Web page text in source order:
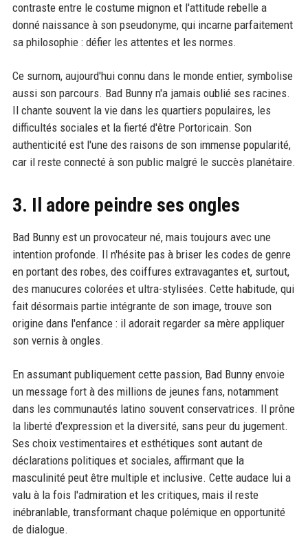
contraste entre le costume mignon et l'attitude rebelle a
donné naissance à son pseudonyme, qui incarne parfaitement
sa philosophie : défier les attentes et les normes.
Ce surnom, aujourd'hui connu dans le monde entier, symbolise
aussi son parcours. Bad Bunny n'a jamais oublié ses racines.
Il chante souvent la vie dans les quartiers populaires, les
difficultés sociales et la fierté d'être Portoricain. Son
authenticité est l'une des raisons de son immense popularité,
car il reste connecté à son public malgré le succès planétaire.
3. Il adore peindre ses ongles
Bad Bunny est un provocateur né, mais toujours avec une
intention profonde. Il n'hésite pas à briser les codes de genre
en portant des robes, des coiffures extravagantes et, surtout,
des manucures colorées et ultra-stylisées. Cette habitude, qui
fait désormais partie intégrante de son image, trouve son
origine dans l'enfance : il adorait regarder sa mère appliquer
son vernis à ongles.
En assumant publiquement cette passion, Bad Bunny envoie
un message fort à des millions de jeunes fans, notamment
dans les communautés latino souvent conservatrices. Il prône
la liberté d'expression et la diversité, sans peur du jugement.
Ses choix vestimentaires et esthétiques sont autant de
déclarations politiques et sociales, affirmant que la
masculinité peut être multiple et inclusive. Cette audace lui a
valu à la fois l'admiration et les critiques, mais il reste
inébranlable, transformant chaque polémique en opportunité
de dialogue.